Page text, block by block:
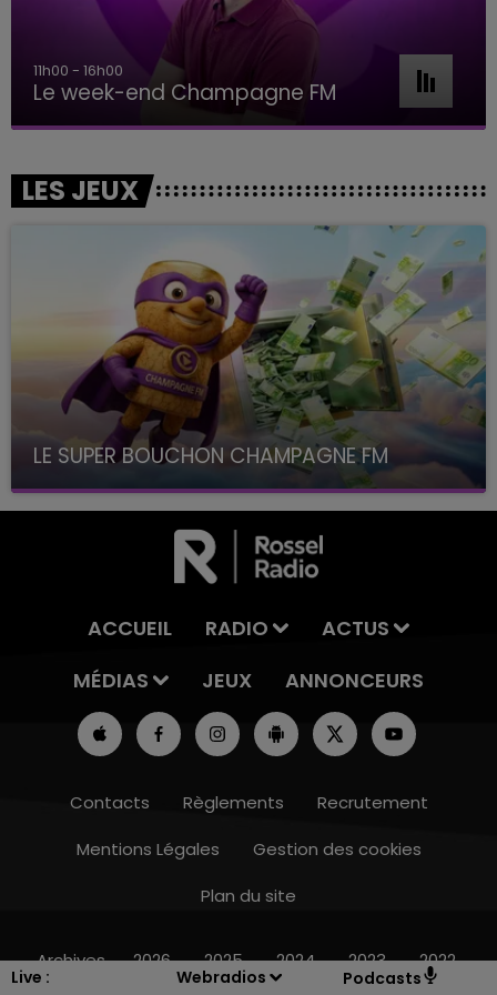
Live :
Webradios Podcasts
11h00 - 16h00
Le week-end Champagne FM
LES JEUX
LE SUPER BOUCHON CHAMPAGNE FM
avec La Famille Champagne FM, à 8H10
ACCUEIL RADIO
ACTUS
MÉDIAS
JEUX ANNONCEURS
Contacts Règlements
Recrutement
Mentions Légales
Gestion des cookies
Plan du site
Archives 2026 2025 2024 2023 2022